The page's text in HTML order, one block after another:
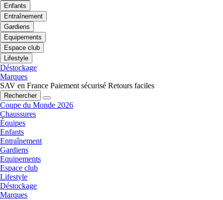
Enfants
Entraînement
Gardiens
Equipements
Espace club
Lifestyle
Déstockage
Marques
SAV en France Paiement sécurisé Retours faciles
Rechercher
Coupe du Monde 2026
Chaussures
Équipes
Enfants
Entraînement
Gardiens
Equipements
Espace club
Lifestyle
Déstockage
Marques